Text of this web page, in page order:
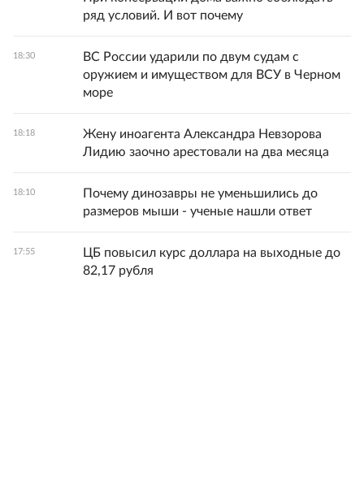
ряд условий. И вот почему
18:30
ВС России ударили по двум судам с
оружием и имуществом для ВСУ в Черном
море
18:18
Жену иноагента Александра Невзорова
Лидию заочно арестовали на два месяца
18:10
Почему динозавры не уменьшились до
размеров мыши - ученые нашли ответ
17:55
ЦБ повысил курс доллара на выходные до
82,17 рубля